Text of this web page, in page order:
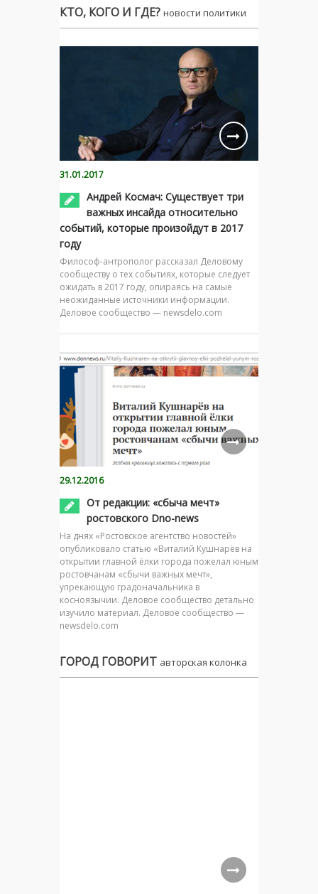
КТО, КОГО И ГДЕ? новости политики
31.01.2017
Андрей Космач: Существует три
важных инсайда относительно
событий, которые произойдут в 2017
году
Философ-антрополог рассказал Деловому
сообществу о тех событиях, которые следует
ожидать в 2017 году, опираясь на самые
неожиданные источники информации.
Деловое сообщество — newsdelo.com
29.12.2016
От редакции: «сбыча мечт»
ростовского Dno-news
На днях «Ростовское агентство новостей»
опубликовало статью «Виталий Кушнарёв на
открытии главной ёлки города пожелал юным
ростовчанам «сбычи важных мечт»,
упрекающую градоначальника в
косноязычии. Деловое сообщество детально
изучило материал. Деловое сообщество —
newsdelo.com
ГОРОД ГОВОРИТ авторская колонка